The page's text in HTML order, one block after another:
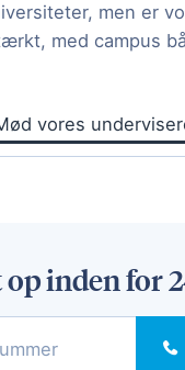
men er
med campus
vores
inden for